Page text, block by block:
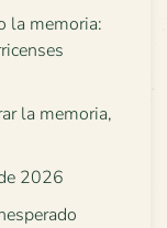
la memoria:
la memoria,
2026